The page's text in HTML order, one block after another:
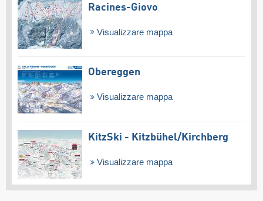
Racines-Giovo
Visualizzare mappa
Obereggen
Visualizzare mappa
KitzSki - Kitzbühel/​Kirchberg
Visualizzare mappa